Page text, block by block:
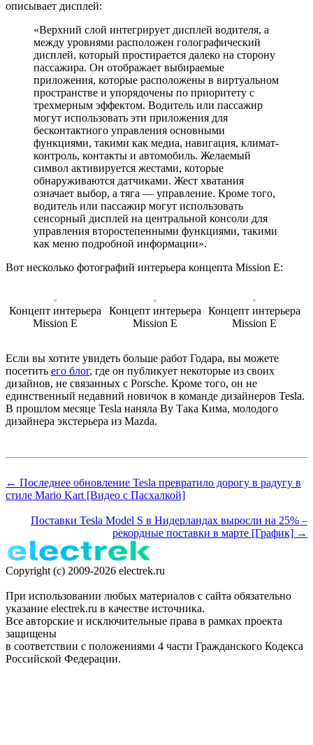
описывает дисплей:
«Верхний слой интегрирует дисплей водителя, а
между уровнями расположен голографический
дисплей, который простирается далеко на сторону
пассажира. Он отображает выбираемые
приложения, которые расположены в виртуальном
пространстве и упорядочены по приоритету с
трехмерным эффектом. Водитель или пассажир
могут использовать эти приложения для
бесконтактного управления основными
функциями, такими как медиа, навигация, климат-
контроль, контакты и автомобиль. Желаемый
символ активируется жестами, которые
обнаруживаются датчиками. Жест хватания
означает выбор, а тяга — управление. Кроме того,
водитель или пассажир могут использовать
сенсорный дисплей на центральной консоли для
управления второстепенными функциями, такими
как меню подробной информации».
Вот несколько фотографий интерьера концепта Mission E:
Концепт интерьера
Mission E
Концепт интерьера
Mission E
Концепт интерьера
Mission E
Если вы хотите увидеть больше работ Годара, вы можете
посетить его блог, где он публикует некоторые из своих
дизайнов, не связанных с Porsche. Кроме того, он не
единственный недавний новичок в команде дизайнеров Tesla.
В прошлом месяце Tesla наняла Ву Така Кима, молодого
дизайнера экстерьера из Mazda.
← Последнее обновление Tesla превратило дорогу в радугу в
стиле Mario Kart [Видео с Пасхалкой]
Поставки Tesla Model S в Нидерландах выросли на 25% –
рекордные поставки в марте [График] →
Copyright (c) 2009-2026 electrek.ru
При использовании любых материалов с сайта обязательно
указание electrek.ru в качестве источника.
Все авторские и исключительные права в рамках проекта
защищены
в соответствии с положениями 4 части Гражданского Кодекса
Российской Федерации.